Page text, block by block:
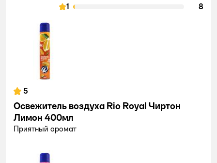
1
8
5
Освежитель воздуха Rio Royal Чиртон
Лимон 400мл
Приятный аромат